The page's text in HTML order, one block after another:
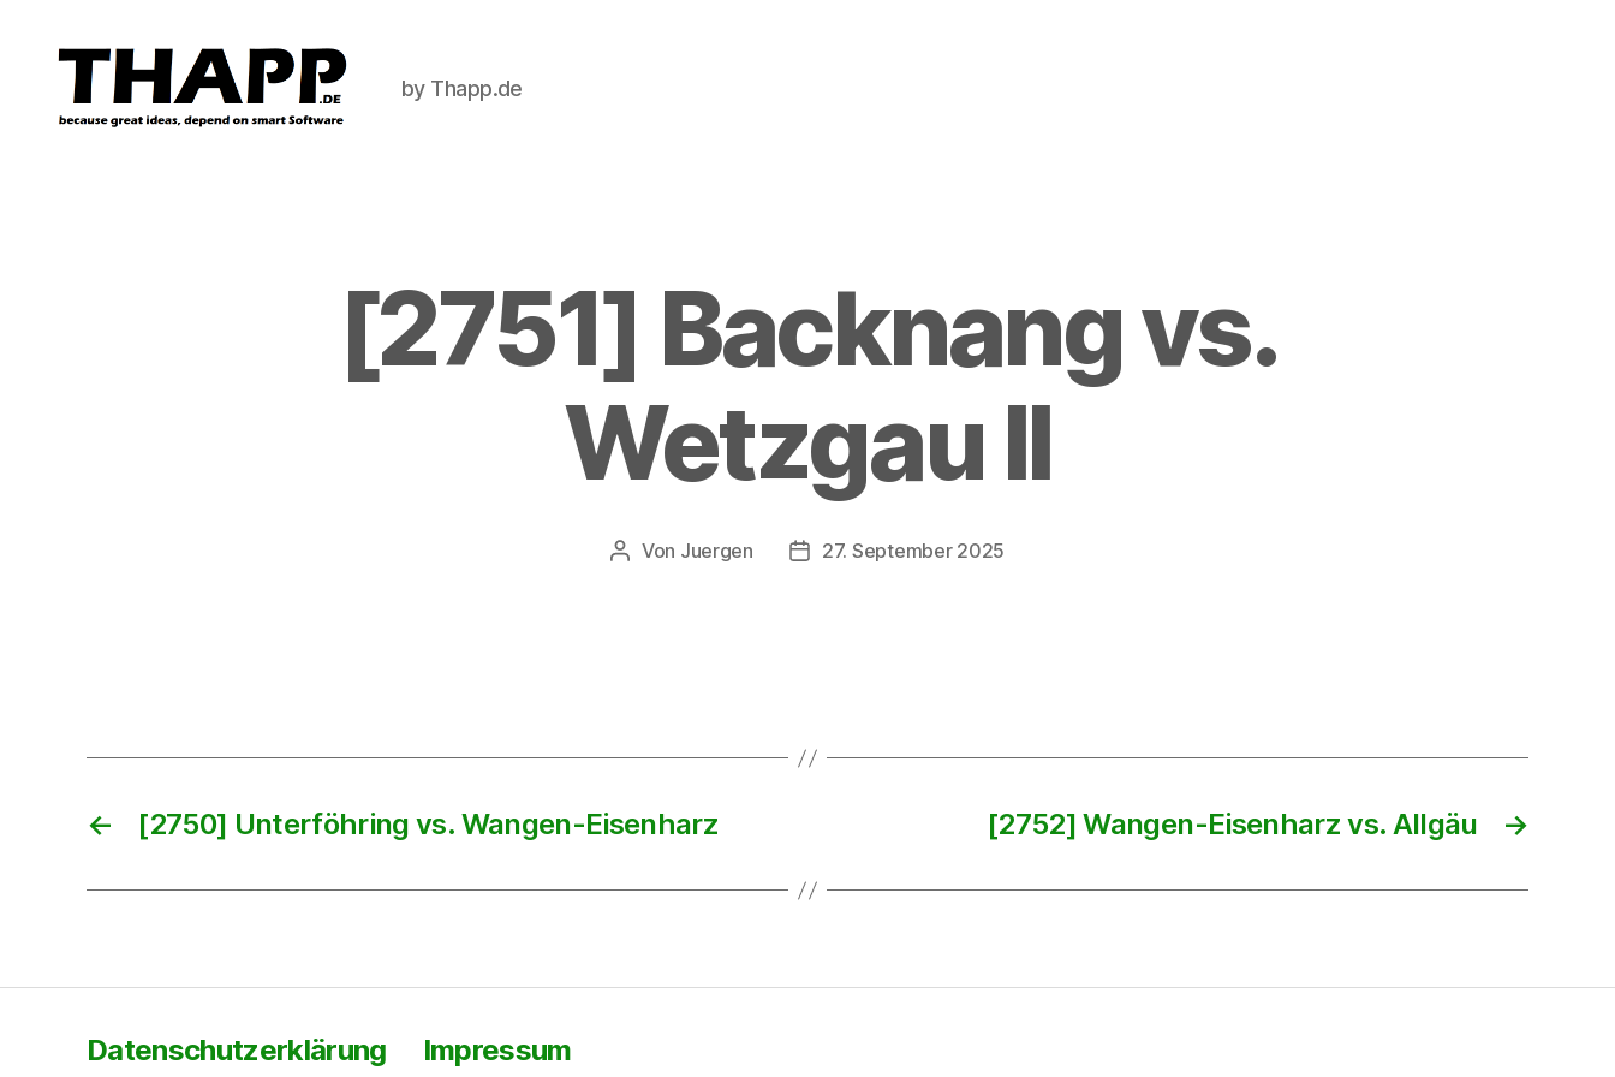
by Thapp.de
[2751] Backnang vs.
Wetzgau II
Beitragsautor
Von Juergen Beitragsdatum
27. September 2025
← [2750] Unterföhring vs. Wangen-Eisenharz →
[2752] Wangen-Eisenharz vs. Allgäu
Datenschutzerklärung Impressum